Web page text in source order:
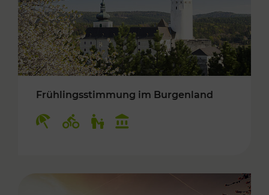
Frühlingsstimmung im Burgenland